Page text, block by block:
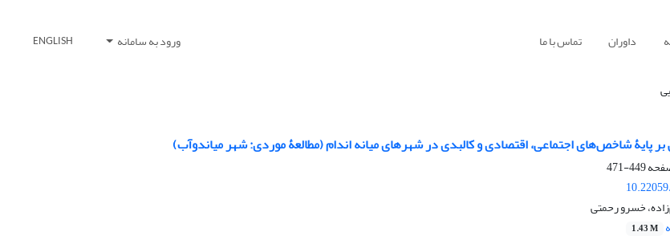
داوران تماس با ما ورود به سامانه ENGLISH
پایۀ شاخص‌های اجتماعی، اقتصادی و کالبدی در شهرهای میانه اندام (مطالعۀ موردی: شهر میاندوآب)
449-471
خسرو رحمتی
1.43 M